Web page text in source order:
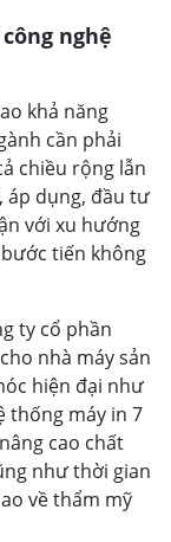
nghệ
khả năng
cần phải
chiều rộng lẫn
áp dụng, đầu tư
với xu hướng
tiến không
ty cổ phần
nhà máy sản
hiện đại như
thống máy in 7
cao chất
như thời gian
về thẩm mỹ